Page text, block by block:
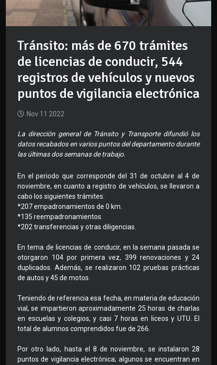
Tránsito: más de 670 trámites
de licencias de conducir, 544
registros de vehículos y nuevos
puntos de vigilancia electrónica
Nov 11 2022
La dirección general de Tránsito y Transporte difundió los
datos recabados en varios puntos del departamento durante
las últimas dos semanas de trabajo.
En el periodo que corresponde del 31 de octubre al 4 de
noviembre, en cuanto a registro de vehículos, se llevaron a
cabo los siguientes trámites:
*207 empadronamientos de 0 km.
*135 reempadronamientos.
*202 transferencias y otras diligencias.
En tema de licencias de conducir, en la semana pasada se
otorgaron 104 por primera vez, 399 renovaciones y 24
duplicados. Además, se realizaron 102 pruebas prácticas
de autos y 45 de motos.
Teniendo de referencia esa fecha, en materia de educación
vial, se impartieron aproximadamente 25 horas de charlas
en escuelas y colegios, y casi 7 horas en liceos y UTU. El
total de alumnos comprendidos fue de 266.
Por otro lado, hasta el 8 de noviembre, se instalaron 28
puntos de vigilancia electrónica; algunos se encuentran en